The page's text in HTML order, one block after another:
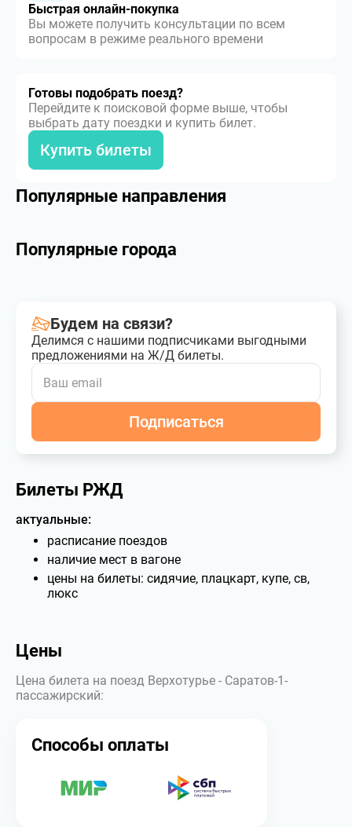
Быстрая онлайн-покупка
Вы можете получить консультации по всем
вопросам в режиме реального времени
Готовы подобрать поезд?
Перейдите к поисковой форме выше, чтобы
выбрать дату поездки и купить билет.
Купить билеты
Популярные направления
Популярные города
Будем на связи?
Делимся с нашими подписчиками выгодными
предложениями на Ж/Д билеты.
Подписаться
Билеты РЖД
актуальные:
расписание поездов
наличие мест в вагоне
цены на билеты: сидячие, плацкарт, купе, св,
люкс
Цены
Цена билета на поезд Верхотурье - Саратов-1-
пассажирский:
Способы оплаты